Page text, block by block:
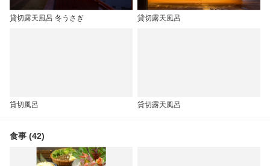
貸切露天風呂 冬うさぎ 貸切露天風呂
貸切風呂 貸切露天風呂
食事 (42)